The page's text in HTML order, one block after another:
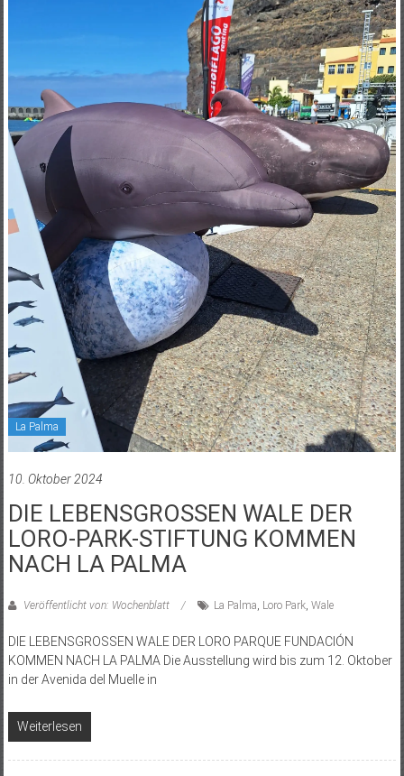
La Palma
10. Oktober 2024
DIE LEBENSGROSSEN WALE DER
LORO-PARK-STIFTUNG KOMMEN
NACH LA PALMA
Veröffentlicht von: Wochenblatt La Palma, Loro Park, Wale
DIE LEBENSGROSSEN WALE DER LORO PARQUE FUNDACIÓN
KOMMEN NACH LA PALMA Die Ausstellung wird bis zum 12. Oktober
in der Avenida del Muelle in
Weiterlesen